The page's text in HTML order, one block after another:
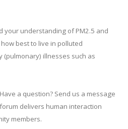
your understanding of PM2.5 and
best to live in polluted
illnesses such as
a question? Send us a message
delivers human interaction
members.